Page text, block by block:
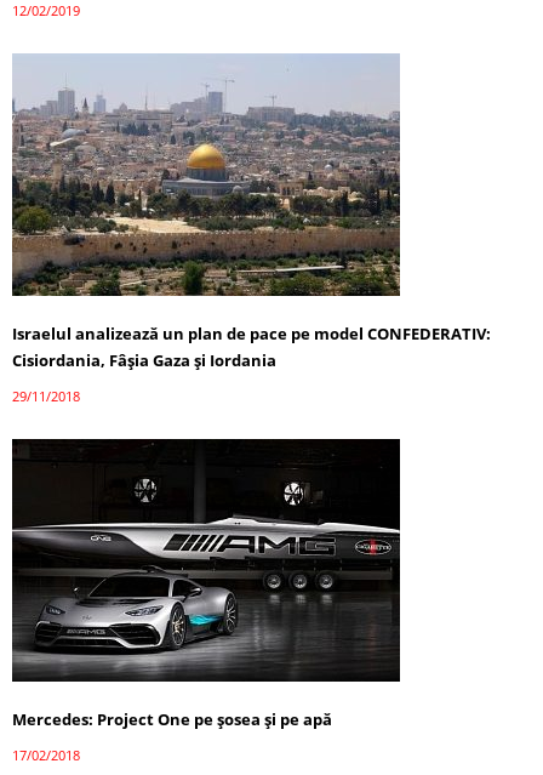
12/02/2019
Israelul analizează un plan de pace pe model CONFEDERATIV:
Cisiordania, Fâşia Gaza şi Iordania
29/11/2018
Mercedes: Project One pe șosea și pe apă
17/02/2018